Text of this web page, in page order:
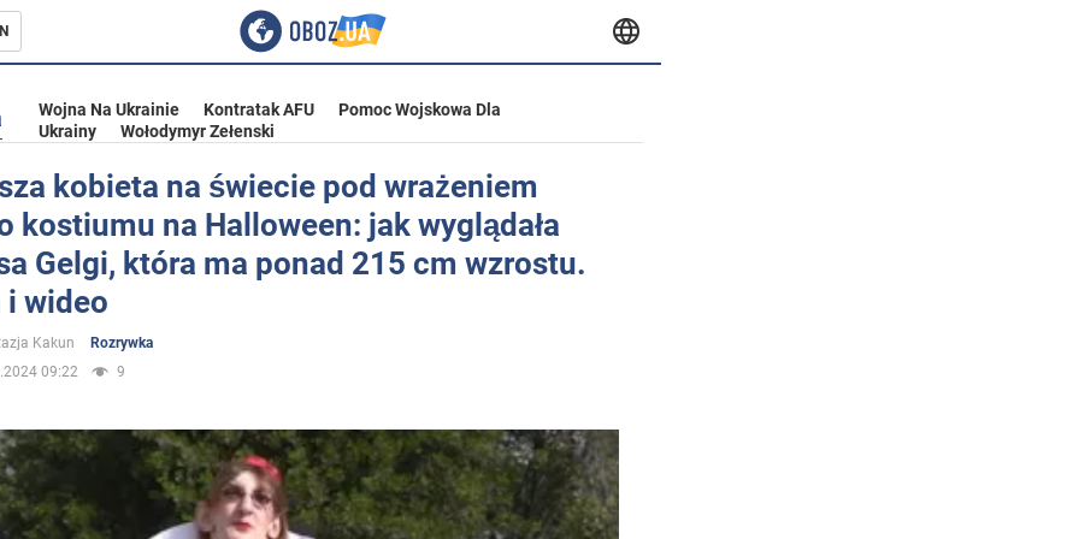
Ukrainie
Wojna Na Ukrainie Kontratak AFU
Pomoc Wojskowa Dla
Ukrainy
Wołodymyr Zełenski
kobieta na świecie pod wrażeniem
kostiumu na Halloween: jak wyglądała
Gelgi, która ma ponad 215 cm wzrostu.
i wideo
Kakun
Rozrywka
09:22
9